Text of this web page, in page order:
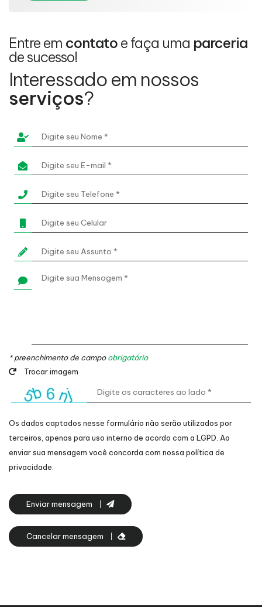
Entre em contato e faça uma parceria
de sucesso!
Interessado em nossos
serviços?
* preenchimento de campoobrigatório
Trocar imagem
Os dados captados nesse formulário não serão utilizados por
terceiros, apenas para uso interno de acordo com a LGPD . Ao
enviar sua mensagem você concorda com nossa política de
privacidade.
Enviar mensagem
Cancelar mensagem